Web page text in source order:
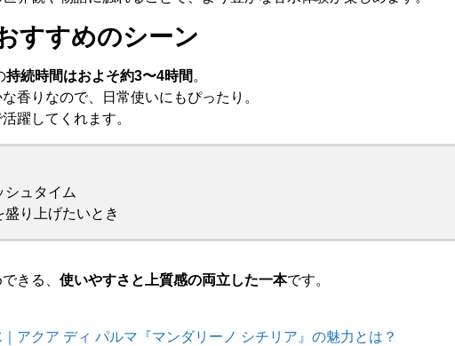
すすめのシーン
持続時間はおよそ約3〜4時間 。
香りなので、日常使いにもぴったり。
躍してくれます。
シュタイム
り上げたいとき
きる、 使いやすさと上質感の両立した一本です。
アクア ディ パルマ『マンダリーノ シチリア』の魅力とは？